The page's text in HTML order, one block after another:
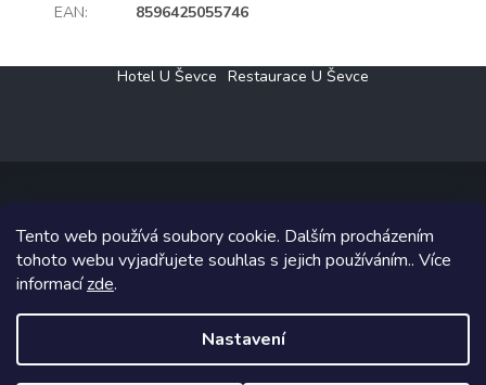
Tento web používá soubory cookie. Dalším procházením
tohoto webu vyjadřujete souhlas s jejich používáním.. Více
informacízde.
Nastavení
EAN: 8596425055746
Hotel U Ševce Restaurace U Ševce
Copyright 2026Elektro Klesný s.r.o.. Všechna práva vyhrazena.
Grafický návrh vytvořil a na Shoptet implementoval
Shoptetak.cz.
Vytvořil Shoptet